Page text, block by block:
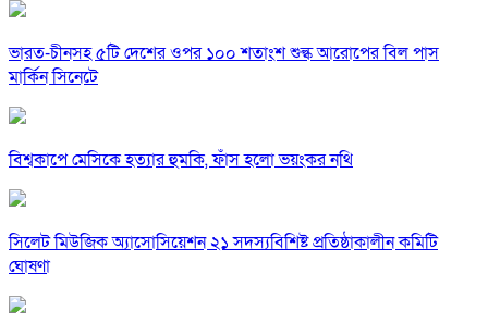
ভারত-চীনসহ ৫টি দেশের ওপর ১০০ শতাংশ শুল্ক আরোপের বিল পাস
মার্কিন সিনেটে
বিশ্বকাপে মেসিকে হত্যার হুমকি, ফাঁস হলো ভয়ংকর নথি
সিলেট মিউজিক অ্যাসোসিয়েশন ২১ সদস্যবিশিষ্ট প্রতিষ্ঠাকালীন কমিটি
ঘোষণা